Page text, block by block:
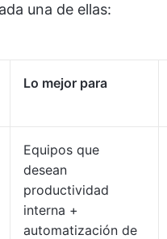
una de ellas:
Lo mejor para
Equipos que
desean
productividad
interna +
automatización de